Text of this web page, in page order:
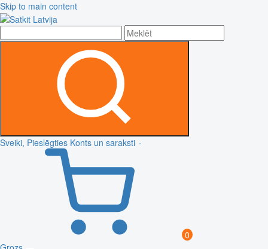
Skip to main content
Sveiki, Pieslēgties Konts un saraksti
0